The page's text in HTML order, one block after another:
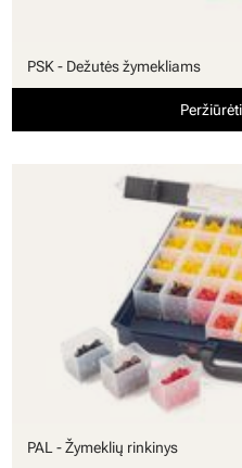
PSK - Dežutės žymekliams
PAL - Žymeklių rinkinys